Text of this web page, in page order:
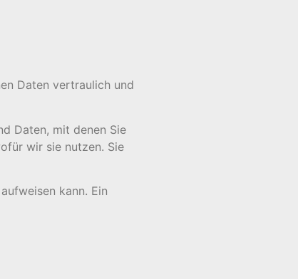
Daten vertraulich und
Daten, mit denen Sie
wir sie nutzen. Sie
kann. Ein